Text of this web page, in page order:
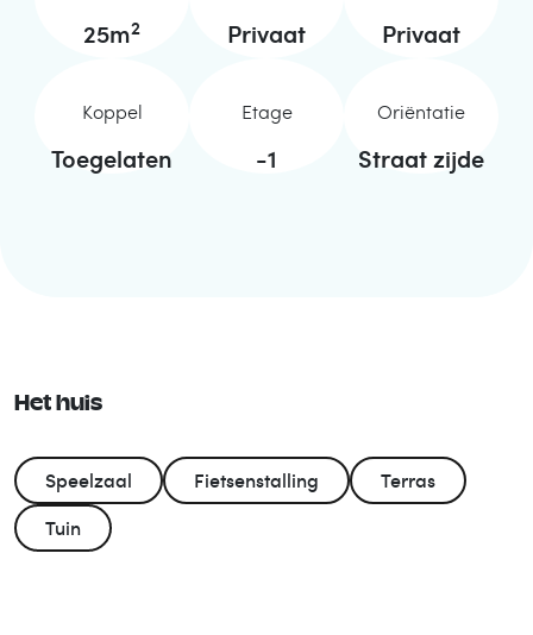
25m2 Privaat Privaat
Koppel
Toegelaten
Etage
-1
Oriëntatie
Straat zijde
Het huis
Speelzaal Fietsenstalling
Terras
Tuin